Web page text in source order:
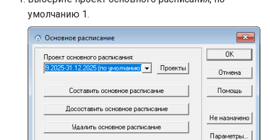
умолчанию 1.